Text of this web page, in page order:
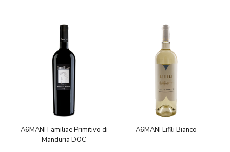
A6MANI Familiae Primitivo di
Manduria DOC
A6MANI Lifili Bianco